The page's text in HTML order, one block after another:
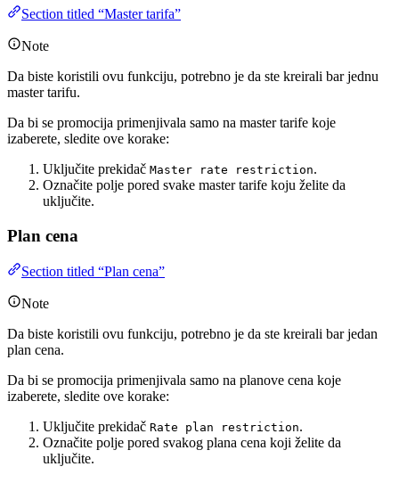
Section titled “Master tarifa”
Note
Da biste koristili ovu funkciju, potrebno je da ste kreirali bar jednu
master tarifu.
Da bi se promocija primenjivala samo na master tarife koje
izaberete, sledite ove korake:
Uključite prekidač Master rate restriction.
Označite polje pored svake master tarife koju želite da
uključite.
Plan cena
Section titled “Plan cena”
Note
Da biste koristili ovu funkciju, potrebno je da ste kreirali bar jedan
plan cena.
Da bi se promocija primenjivala samo na planove cena koje
izaberete, sledite ove korake:
Uključite prekidač Rate plan restriction.
Označite polje pored svakog plana cena koji želite da
uključite.